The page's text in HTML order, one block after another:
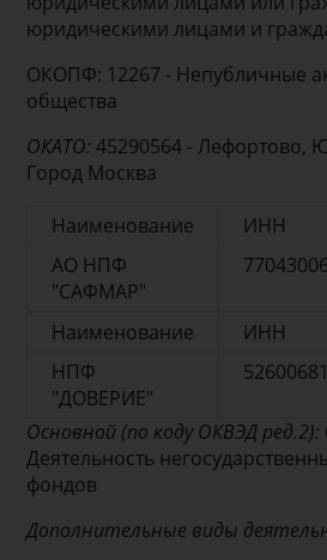
юридическими лицами и
ОКОПФ: 12267 - Непубличные
общества
ОКАТО: 45290564 - Лефортово,
Город Москва
Наименование
ИНН
АО НПФ
"САФМАР"
Наименование ИНН
НПФ
"ДОВЕРИЕ"
Основной (по коду ОКВЭД ред.2):
Деятельность
фондов
Дополнительные виды